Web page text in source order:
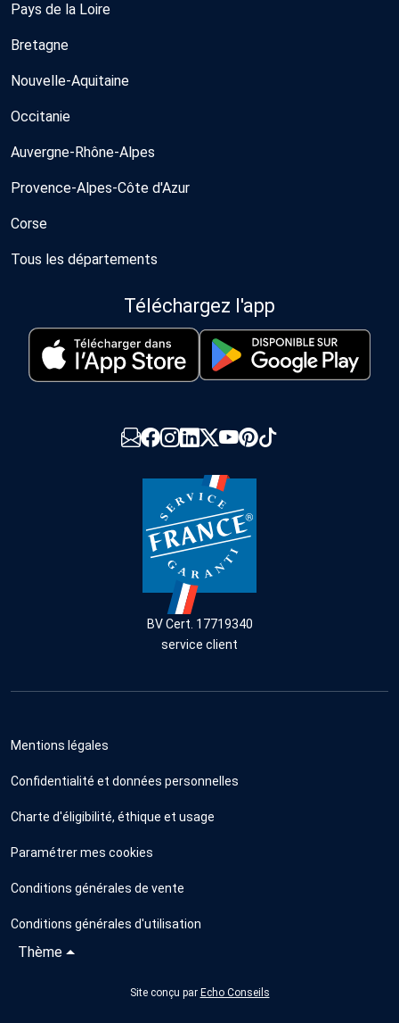
Pays de la Loire
Bretagne
Nouvelle-Aquitaine
Occitanie
Auvergne-Rhône-Alpes
Provence-Alpes-Côte d'Azur
Corse
Tous les départements
Téléchargez l'app
BV Cert. 17719340
service client
Mentions légales
Confidentialité et données personnelles
Charte d'éligibilité, éthique et usage
Paramétrer mes cookies
Conditions générales de vente
Conditions générales d'utilisation
Thème
Site conçu par Echo Conseils